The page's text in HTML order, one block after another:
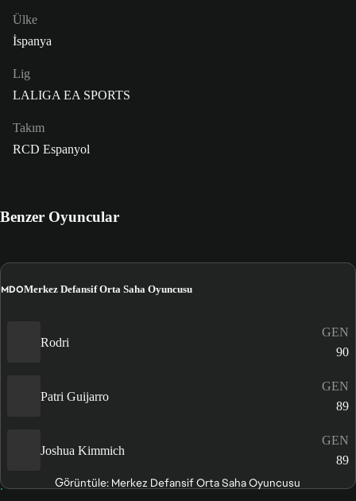
Ülke
İspanya
Lig
LALIGA EA SPORTS
Takım
RCD Espanyol
Benzer Oyuncular
MDOMerkez Defansif Orta Saha Oyuncusu
Rodri
GEN
90
Patri Guijarro
GEN
89
Joshua Kimmich
GEN
89
Görüntüle: Merkez Defansif Orta Saha Oyuncusu